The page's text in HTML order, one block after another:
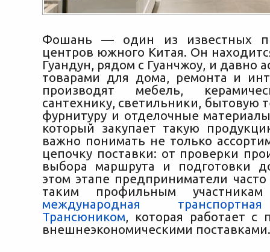
Фошань — один из известных
центров южного Китая. Он
Гуандун, рядом с Гуанчжоу, и давно
товарами для дома, ремонта и
производят мебель,
сантехнику, светильники, бытовую
фурнитуру и отделочные
который закупает такую
важно понимать не только
цепочку поставки: от проверки
выбора маршрута и подготовки
этом этапе предприниматели
таким профильным
международная
Трансюником, которая работает с
внешнеэкономическими поставками.